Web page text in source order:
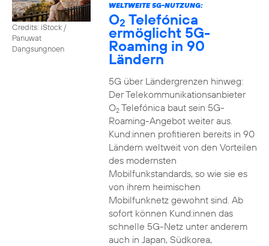
Credits: iStock /
Panuwat
Dangsungnoen
WELTWEITE 5G-NUTZUNG:
O2 Telefónica
ermöglicht 5G-
Roaming in 90
Ländern
5G über Ländergrenzen hinweg:
Der Telekommunikationsanbieter
O2Telefónica baut sein 5G-
Roaming-Angebot weiter aus.
Kund:innen profitieren bereits in 90
Ländern weltweit von den Vorteilen
des modernsten
Mobilfunkstandards, so wie sie es
von ihrem heimischen
Mobilfunknetz gewohnt sind. Ab
sofort können Kund:innen das
schnelle 5G-Netz unter anderem
auch in Japan, Südkorea,